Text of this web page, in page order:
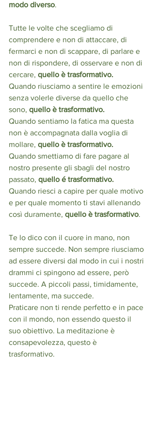
modo diverso.
Tutte le volte che scegliamo di
comprendere e non di attaccare, di
fermarci e non di scappare, di parlare e
non di rispondere, di osservare e non di
cercare, quello è trasformativo.
Quando riusciamo a sentire le emozioni
senza volerle diverse da quello che
sono, quello è trasformativo.
Quando sentiamo la fatica ma questa
non è accompagnata dalla voglia di
mollare, quello è trasformativo.
Quando smettiamo di fare pagare al
nostro presente gli sbagli del nostro
passato, quello é trasformativo.
Quando riesci a capire per quale motivo
e per quale momento ti stavi allenando
così duramente, quello è trasformativo.
Te lo dico con il cuore in mano, non
sempre succede. Non sempre riusciamo
ad essere diversi dal modo in cui i nostri
drammi ci spingono ad essere, però
succede. A piccoli passi, timidamente,
lentamente, ma succede.
Praticare non ti rende perfetto e in pace
con il mondo, non essendo questo il
suo obiettivo. La meditazione è
consapevolezza, questo è
trasformativo.